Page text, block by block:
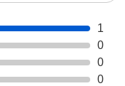
1
0
0
0